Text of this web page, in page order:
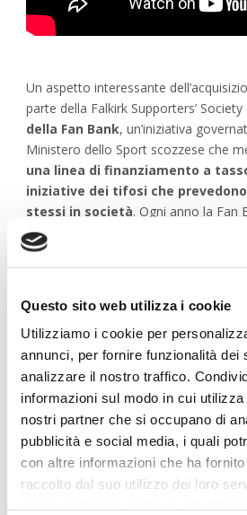
Questo sito web utilizza i cookie
Utilizziamo i cookie per
annunci, per fornire funzionalità dei
analizzare il nostro traffico.
informazioni sul modo in cui
nostri partner che si occupano di
pubblicità e social media, i quali
con altre informazioni che ha
raccolto dal suo utilizzo dei loro
Un aspetto interessante
parte della Falkirk Supporters’
della Fan Bank, un’iniziativa
Ministero dello Sport scozzese che
una linea di finanziamento a
iniziative dei tifosi che
stessi in società. Ogni anno la Fan
500000 sterline
per supportare
analisi approfondita dell’operazione
stessa. Nel caso in questione la
restituibile in 20 anni.
LaFalkirk Supporters’ Society (è
Society, CBS, equivalente della forma
qui dettagli) conta circa 1100
democraticamente i propri
annualmente allagestione
. Inoltre in virtù di patti
dai tifosi non potrà essere diluita